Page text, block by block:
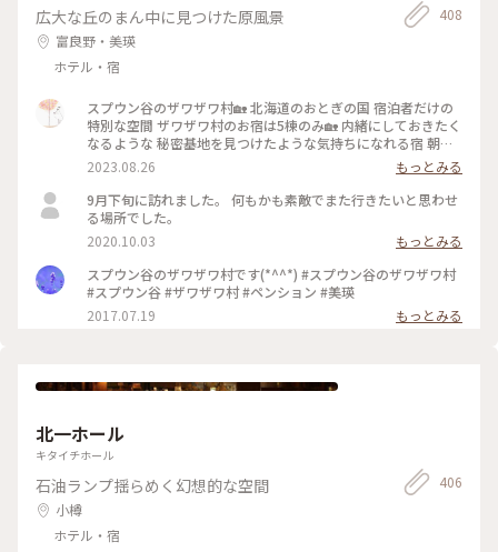
広大な丘のまん中に見つけた原風景
富良野・美瑛
ホテル・宿
408
スプウン谷のザワザワ村🏡 北海道のおとぎの国 宿泊者だけの
特別な空間 ザワザワ村のお宿は5棟のみ🏡 内緒にしておきたく
なるような 秘密基地を見つけたような気持ちになれる宿 朝に
は窓越しに畑仕事をされる風景が 夜には満点の星空が広がる
静かな時間 どこを切り撮っても絵になる風景 こんな家に住め
たら⋯( ღ´꒳`)♡ を叶えてくれるカワイイお宿です 季節を変え
て、また帰りたいあの村へ いつかもう一度おとぎの国へ‪
カメラ旅 #私のことりっぷ旅 #美しい町 #スプウン谷のザワザ
ワ村 #おとぎの国 #一棟貸し宿 #美瑛町 #北海道
2023.08.26
もっとみる
9月下旬に訪れました。 何もかも素敵でまた行きたいと思わせ
る場所でした。
2020.10.03
もっとみる
スプウン谷のザワザワ村です(*^^*) #スプウン谷のザワザワ村
#スプウン谷 #ザワザワ村 #ペンション #美瑛
2017.07.19
もっとみる
北一ホール
キタイチホール
石油ランプ揺らめく幻想的な空間
小樽
ホテル・宿
406